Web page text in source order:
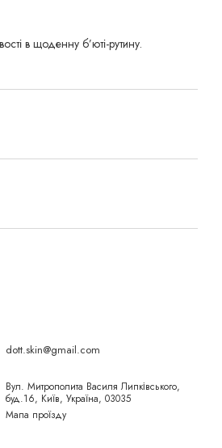
в щоденну б’юті-рутину.
dott.skin@gmail.com
Вул. Митрополита Василя Липківського,
буд.16, Київ, Україна, 03035
Мапа проїзду